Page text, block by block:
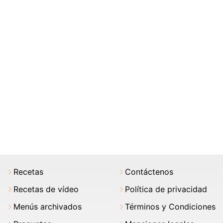
Recetas
Recetas de vídeo
Menús archivados
Contáctenos
Política de privacidad
Términos y Condiciones